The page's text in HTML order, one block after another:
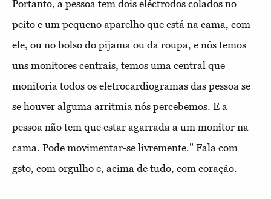
Portanto, a pessoa tem dois eléctrodos colados no
peito e um pequeno aparelho que está na cama, com
ele, ou no bolso do pijama ou da roupa, e nós temos
uns monitores centrais, temos uma central que
monitoria todos os eletrocardiogramas das pessoa se
se houver alguma arritmia nós percebemos. E a
pessoa não tem que estar agarrada a um monitor na
cama. Pode movimentar-se livremente." Fala com
gsto, com orgulho e, acima de tudo, com coração.